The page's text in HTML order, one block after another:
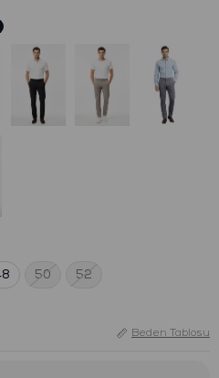
50 52
Beden Tablosu